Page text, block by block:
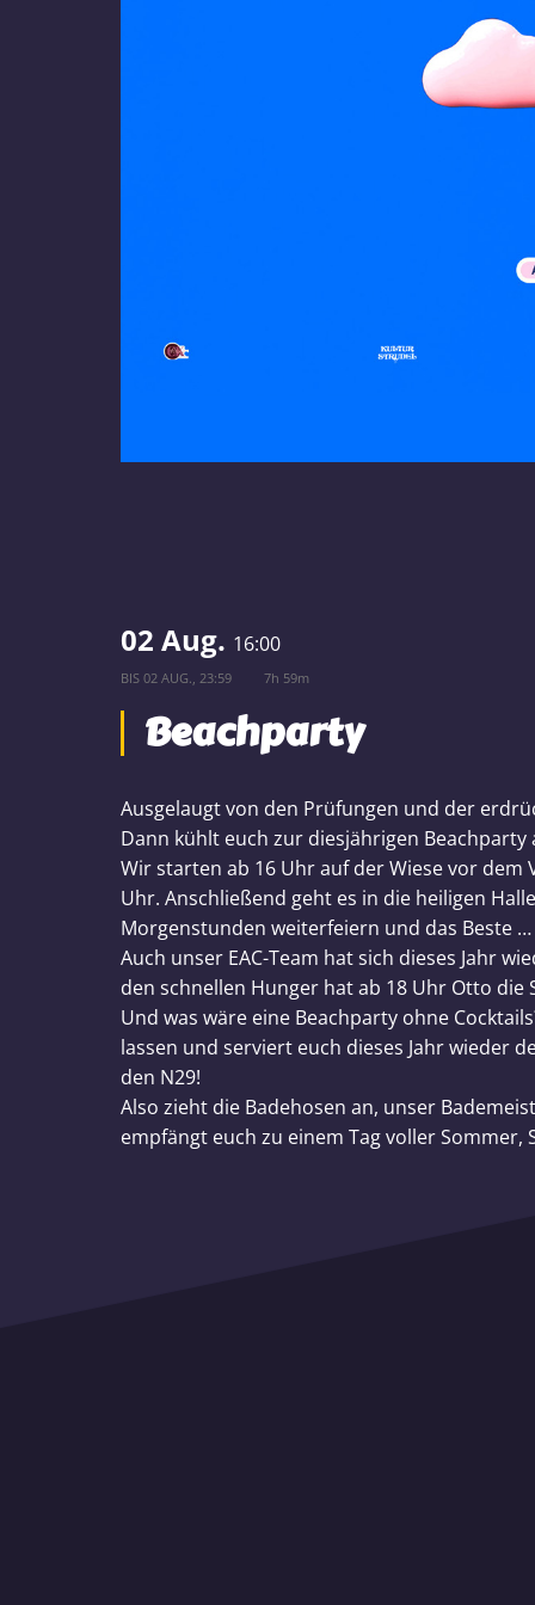
02 Aug. 16:00
BIS 02 AUG., 23:59 7h 59m
Beachparty
Ausgelaugt von den Prüfungen und der
Dann kühlt euch zur diesjährigen Beachparty
Wir starten ab 16 Uhr auf der Wiese vor dem
Uhr. Anschließend geht es in die heiligen
Morgenstunden weiterfeiern und das Beste
Auch unser EAC-Team hat sich dieses Jahr
den schnellen Hunger hat ab 18 Uhr Otto
Und was wäre eine Beachparty ohne
lassen und serviert euch dieses Jahr wieder
den N29!
Also zieht die Badehosen an, unser
empfängt euch zu einem Tag voller Sommer,